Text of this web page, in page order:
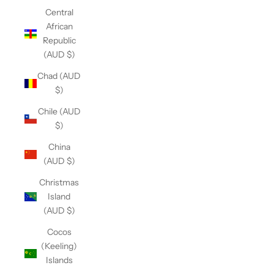
Central
African
Republic
(AUD $)
Chad (AUD
$)
Chile (AUD
$)
China
(AUD $)
Christmas
Island
(AUD $)
Cocos
(Keeling)
Islands